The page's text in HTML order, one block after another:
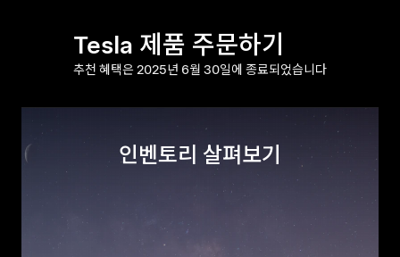
Tesla 제품 주문하기
추천 혜택은 2025년 6월 30일에 종료되었습니다
인벤토리 살펴보기